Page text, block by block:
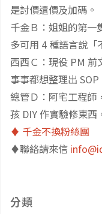
體
驗
泰
國
傳
統
是討價還價及加碼。
千金Ｂ：姐姐的第一
多可用 4 種語言說「
西西Ｃ：現役 PM 前
事事都想整理出 SOP
總管Ｄ：阿宅工程師
孩 DIY 作實驗修東西
♦️ 千金不換粉絲團
♦️聯絡請來信
分類